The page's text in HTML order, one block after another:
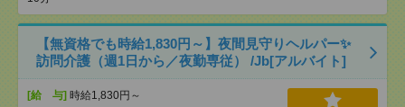
【無資格でも時給1,830円～】夜間見守りヘルパー✨
訪問介護（週1日から／夜勤専従） /Jb[アルバイト]
[給 与] 時給1,830円～